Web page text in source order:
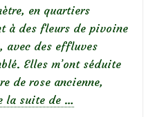
en quartiers
à des fleurs de pivoine
avec des effluves
Elles m’ont séduite
de rose ancienne,
la suite de …